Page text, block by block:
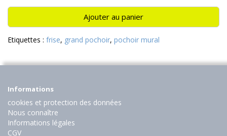
Ajouter au panier
Etiquettes : frise, grand pochoir, pochoir mural
Informations
cookies et protection des données
Nous connaître
Informations légales
CGV